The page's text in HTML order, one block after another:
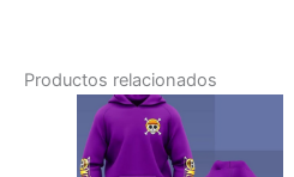
Productos relacionados
producto
tiene